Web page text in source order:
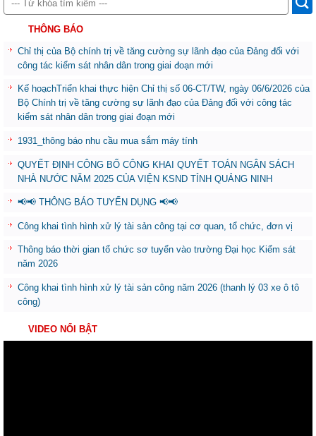
THÔNG BÁO
Chỉ thị của Bộ chính trị về tăng cường sự lãnh đạo của Đảng đối với
công tác kiểm sát nhân dân trong giai đoạn mới
Kế hoạchTriển khai thực hiện Chỉ thị số 06-CT/TW, ngày 06/6/2026 của
Bộ Chính trị về tăng cường sự lãnh đạo của Đảng đối với công tác
kiểm sát nhân dân trong giai đoạn mới
1931_thông báo nhu cầu mua sắm máy tính
QUYẾT ĐỊNH CÔNG BỐ CÔNG KHAI QUYẾT TOÁN NGÂN SÁCH
NHÀ NƯỚC NĂM 2025 CỦA VIỆN KSND TỈNH QUẢNG NINH
📢📢 THÔNG BÁO TUYỂN DỤNG 📢📢
Công khai tình hình xử lý tài sản công tại cơ quan, tổ chức, đơn vị
Thông báo thời gian tổ chức sơ tuyển vào trường Đại học Kiểm sát
năm 2026
Công khai tình hình xử lý tài sản công năm 2026 (thanh lý 03 xe ô tô
công)
VIDEO NỔI BẬT